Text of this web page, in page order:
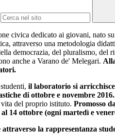
civica dedicato ai giovani, nato
attraverso una metodologia
democrazia, del pluralismo, del
anche a Varano de' Melegari.
il laboratorio si
di ottobre e novembre 2016.
del proprio istituto. Promosso
14 ottobre (ogni martedì e
la rappresentanza